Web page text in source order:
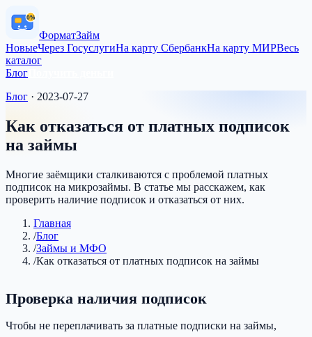
0%
ФорматЗайм
НовыеЧерез ГосуслугиНа карту СбербанкНа карту МИРВесь
каталог
Блог
Блог · 2023-07-27
Как отказаться от платных подписок
на займы
Многие заёмщики сталкиваются с проблемой платных
подписок на микрозаймы. В статье мы расскажем, как
проверить наличие подписок и отказаться от них.
Главная
/Блог
/Займы и МФО
/Как отказаться от платных подписок на займы
Проверка наличия подписок
Чтобы не переплачивать за платные подписки на займы,